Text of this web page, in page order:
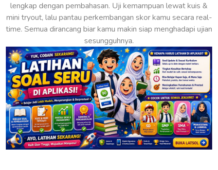
lengkap dengan pembahasan. Uji kemampuan lewat kuis &
mini tryout, lalu pantau perkembangan skor kamu secara real-
time. Semua dirancang biar kamu makin siap menghadapi ujian
sesungguhnya.